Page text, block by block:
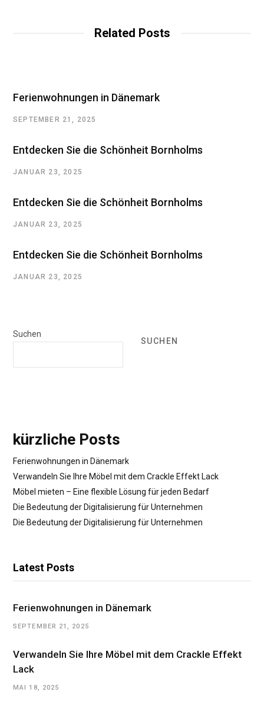
Related Posts
Ferienwohnungen in Dänemark
SEPTEMBER 21, 2025
Entdecken Sie die Schönheit Bornholms
JANUAR 23, 2025
Entdecken Sie die Schönheit Bornholms
JANUAR 23, 2025
Entdecken Sie die Schönheit Bornholms
JANUAR 23, 2025
Suchen
SUCHEN
kürzliche Posts
Ferienwohnungen in Dänemark
Verwandeln Sie Ihre Möbel mit dem Crackle Effekt Lack
Möbel mieten – Eine flexible Lösung für jeden Bedarf
Die Bedeutung der Digitalisierung für Unternehmen
Die Bedeutung der Digitalisierung für Unternehmen
Latest Posts
Ferienwohnungen in Dänemark
SEPTEMBER 21, 2025
Verwandeln Sie Ihre Möbel mit dem Crackle Effekt
Lack
MAI 18, 2025